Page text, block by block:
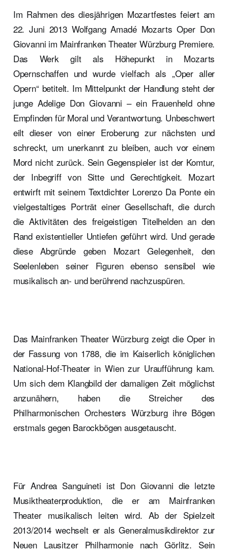
Im Rahmen des diesjährigen Mozartfestes feiert am
22. Juni 2013 Wolfgang Amadé Mozarts Oper Don
Giovanni im Mainfranken Theater Würzburg Premiere.
Das Werk gilt als Höhepunkt in Mozarts
Opernschaffen und wurde vielfach als „Oper aller
Opern“ betitelt. Im Mittelpunkt der Handlung steht der
junge Adelige Don Giovanni – ein Frauenheld ohne
Empfinden für Moral und Verantwortung. Unbeschwert
eilt dieser von einer Eroberung zur nächsten und
schreckt, um unerkannt zu bleiben, auch vor einem
Mord nicht zurück. Sein Gegenspieler ist der Komtur,
der Inbegriff von Sitte und Gerechtigkeit. Mozart
entwirft mit seinem Textdichter Lorenzo Da Ponte ein
vielgestaltiges Porträt einer Gesellschaft, die durch
die Aktivitäten des freigeistigen Titelhelden an den
Rand existentieller Untiefen geführt wird. Und gerade
diese Abgründe geben Mozart Gelegenheit, den
Seelenleben seiner Figuren ebenso sensibel wie
musikalisch an- und berührend nachzuspüren.
Das Mainfranken Theater Würzburg zeigt die Oper in
der Fassung von 1788, die im Kaiserlich königlichen
National-Hof-Theater in Wien zur Uraufführung kam.
Um sich dem Klangbild der damaligen Zeit möglichst
anzunähern, haben die Streicher des
Philharmonischen Orchesters Würzburg ihre Bögen
erstmals gegen Barockbögen ausgetauscht.
Für Andrea Sanguineti ist Don Giovanni die letzte
Musiktheaterproduktion, die er am Mainfranken
Theater musikalisch leiten wird. Ab der Spielzeit
2013/2014 wechselt er als Generalmusikdirektor zur
Neuen Lausitzer Philharmonie nach Görlitz. Sein